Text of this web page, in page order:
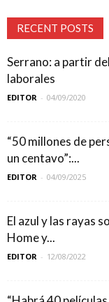
RECENT POSTS
Serrano: a partir
laborales
EDITOR - 04/09/2020
“50 millones de
un centavo”:...
EDITOR - 04/09/2025
El azul y las rayas
Home y...
EDITOR - 12/08/2022